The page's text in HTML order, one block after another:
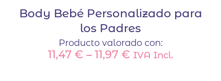
Body Bebé Personalizado para
los Padres
Producto valorado con:
11,47 € – 11,97 € IVA Incl.